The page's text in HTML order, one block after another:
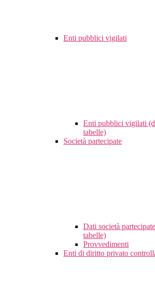
Enti pubblici vigilati
Enti pubblici vigilati
tabelle)
Società partecipate
Dati società
tabelle)
Provvedimenti
Enti di diritto privato